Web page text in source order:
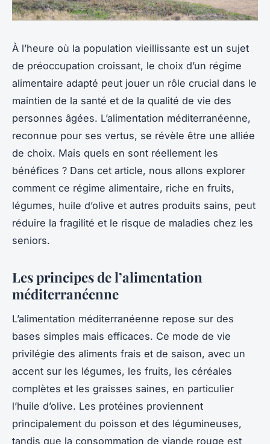
À l’heure où la population vieillissante est un sujet
de préoccupation croissant, le choix d’un régime
alimentaire adapté peut jouer un rôle crucial dans le
maintien de la santé et de la qualité de vie des
personnes âgées. L’alimentation méditerranéenne,
reconnue pour ses vertus, se révèle être une alliée
de choix. Mais quels en sont réellement les
bénéfices ? Dans cet article, nous allons explorer
comment ce régime alimentaire, riche en fruits,
légumes, huile d’olive et autres produits sains, peut
réduire la fragilité et le risque de maladies chez les
seniors.
Les principes de l’alimentation
méditerranéenne
L’alimentation méditerranéenne repose sur des
bases simples mais efficaces. Ce mode de vie
privilégie des aliments frais et de saison, avec un
accent sur les légumes, les fruits, les céréales
complètes et les graisses saines, en particulier
l’huile d’olive. Les protéines proviennent
principalement du poisson et des légumineuses,
tandis que la consommation de viande rouge est